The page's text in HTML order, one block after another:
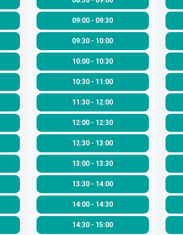
09:00 - 09:30
09:30 - 10:00
10:00 - 10:30
10:30 - 11:00
11:30 - 12:00
12:00 - 12:30
12:30 - 13:00
13:00 - 13:30
13:30 - 14:00
14:00 - 14:30
14:30 - 15:00